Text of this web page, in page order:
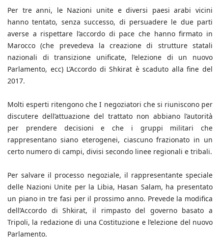
Per tre anni, le Nazioni unite e diversi paesi arabi vicini
hanno tentato, senza successo, di persuadere le due parti
averse a rispettare l’accordo di pace che hanno firmato in
Marocco (che prevedeva la creazione di strutture statali
nazionali di transizione unificate, l’elezione di un nuovo
Parlamento, ecc) L’Accordo di Shkirat è scaduto alla fine del
2017.
Molti esperti ritengono che I negoziatori che si riuniscono per
discutere dell’attuazione del trattato non abbiano l’autorità
per prendere decisioni e che i gruppi militari che
rappresentano siano eterogenei, ciascuno frazionato in un
certo numero di campi, divisi secondo linee regionali e tribali.
Per salvare il processo negoziale, il rappresentante speciale
delle Nazioni Unite per la Libia, Hasan Salam, ha presentato
un piano in tre fasi per il prossimo anno. Prevede la modifica
dell’Accordo di Shkirat, il rimpasto del governo basato a
Tripoli, la redazione di una Costituzione e l’elezione del nuovo
Parlamento.